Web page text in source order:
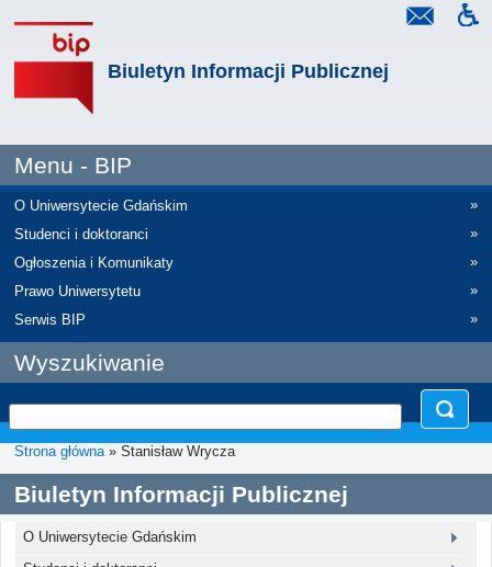
Biuletyn Informacji Publicznej
Menu - BIP
O Uniwersytecie Gdańskim
»
Studenci i doktoranci
»
Ogłoszenia i Komunikaty
»
Prawo Uniwersytetu
»
Serwis BIP
»
Wyszukiwanie
Strona główna» Stanisław Wrycza
Biuletyn Informacji Publicznej
O Uniwersytecie Gdańskim